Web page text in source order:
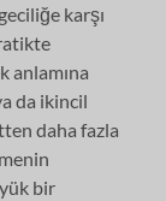
karşı
anlamına
da ikincil
daha fazla
bir